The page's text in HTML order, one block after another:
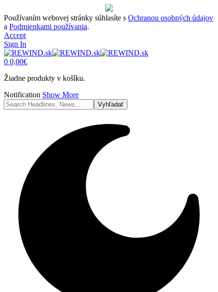
Používaním webovej stránky súhlasíte s Ochranou osobných údajov
a Podmienkami používania.
Accept
Sign In
0 0,00€
Žiadne produkty v košíku.
Notification Show More